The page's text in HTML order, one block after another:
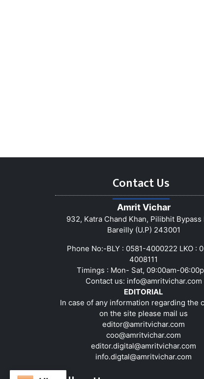
Contact Us
Amrit Vichar
932, Katra Chand Khan, Pilibhit Bypass
Bareilly (U.P) 243001
Phone No:-BLY : 0581-4000222 LKO :
4008111
Timings : Mon- Sat, 09:00am-
Contact us: info@amritvichar.com
EDITORIAL
In case of any information regarding the
on the site please mail us
editor@amritvichar.com
coo@amritvichar.com
editor.digital@amritvichar.com
info.digtal@amritvichar.com